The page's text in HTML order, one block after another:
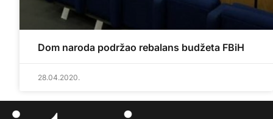
Dom naroda podržao rebalans budžeta FBiH
28.04.2020.